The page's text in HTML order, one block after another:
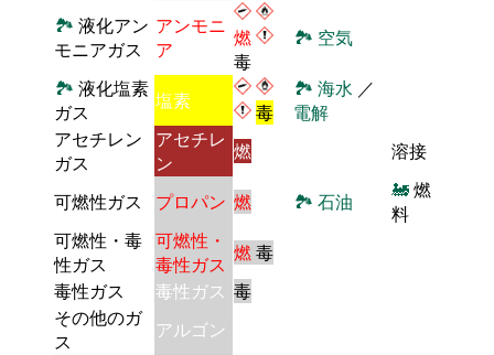
🏞 液化アン
モニアガス
アンモニ
ア
燃
毒
🏞 空気
🏞 液化塩素
ガス
塩素 毒
🏞 海水 ／
電解
アセチレン
ガス
アセチレ
ン
燃 溶接
可燃性ガス プロパン 燃 🏞 石油 🚂燃
料
可燃性・毒
性ガス
可燃性・
毒性ガス 燃毒
毒性ガス
毒性ガス 毒
その他のガ
ス
アルゴン